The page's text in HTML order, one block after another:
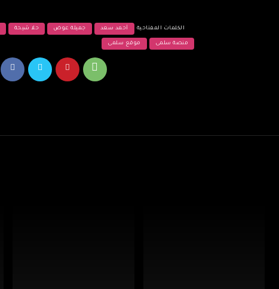
الكلمات المفتاحية أحمد سعد جميلة عوض حلا شيحة
منصة سلمى موقع سلمى